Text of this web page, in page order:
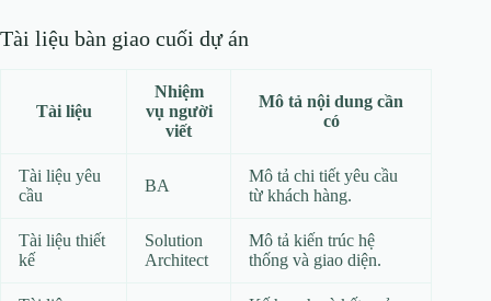
Tài liệu bàn giao cuối dự án
Tài liệu
Nhiệm
vụ người
viết
Mô tả nội dung cần
có
Tài liệu yêu
cầu
BA
Mô tả chi tiết yêu cầu
từ khách hàng.
Tài liệu thiết
kế
Solution
Architect
Mô tả kiến trúc hệ
thống và giao diện.